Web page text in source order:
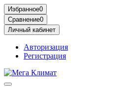
Избранное0
Сравнение0
Личный кабинет
Авторизация
Регистрация